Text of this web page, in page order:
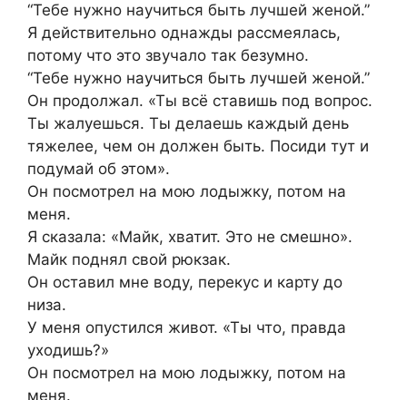
“Тебе нужно научиться быть лучшей женой.”
Я действительно однажды рассмеялась,
потому что это звучало так безумно.
“Тебе нужно научиться быть лучшей женой.”
Он продолжал. «Ты всё ставишь под вопрос.
Ты жалуешься. Ты делаешь каждый день
тяжелее, чем он должен быть. Посиди тут и
подумай об этом».
Он посмотрел на мою лодыжку, потом на
меня.
Я сказала: «Майк, хватит. Это не смешно».
Майк поднял свой рюкзак.
Он оставил мне воду, перекус и карту до
низа.
У меня опустился живот. «Ты что, правда
уходишь?»
Он посмотрел на мою лодыжку, потом на
меня.